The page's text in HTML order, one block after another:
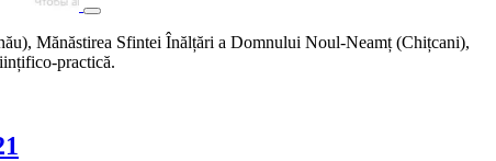
Mănăstirea Sfintei Înălțări a Domnului Noul-Neamț (Chițcani),
practică.